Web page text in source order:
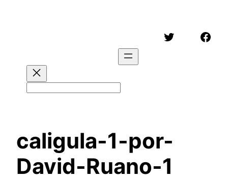
Twitter
caligula-1-por-
David-Ruano-1